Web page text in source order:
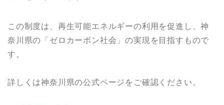
この制度は、再生可能エネルギーの利用を促進し、神
奈川県の「ゼロカーボン社会」の実現を目指すもので
す。
詳しくは神奈川県の公式ページをご確認ください。